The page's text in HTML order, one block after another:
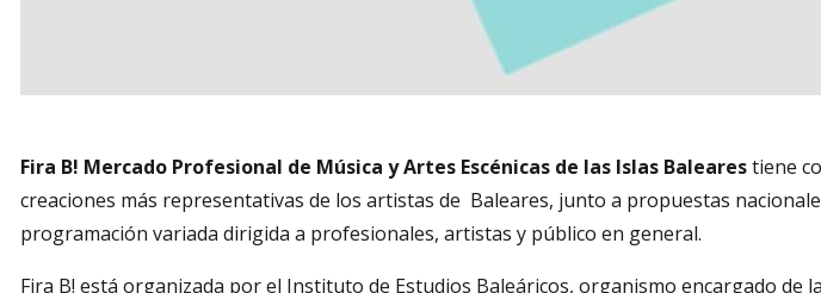
Fira B! Mercado Profesional de Música y Artes Escénicas de las Islas Balearestiene
creaciones más representativas de los artistas de Baleares, junto a propuestas
programación variada dirigida a profesionales, artistas y público en general.
Fira B! está organizada por el Instituto de Estudios Baleáricos, organismo encargado de